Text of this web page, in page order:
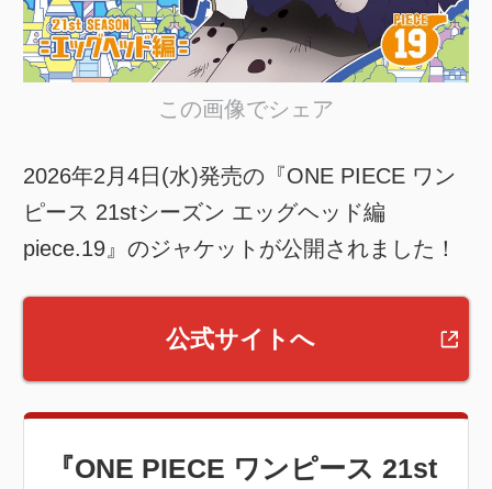
この画像でシェア
2026年2月4日(水)発売の『ONE PIECE ワン
ピース 21stシーズン エッグヘッド編
piece.19』のジャケットが公開されました！
公式サイトへ
『ONE PIECE ワンピース 21st